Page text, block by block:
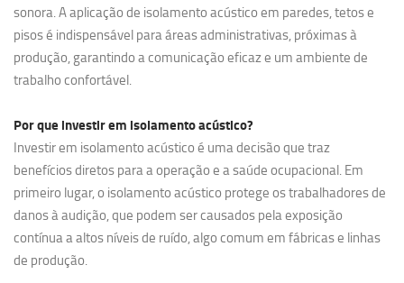
sonora. A aplicação de isolamento acústico em paredes, tetos e
pisos é indispensável para áreas administrativas, próximas à
produção, garantindo a comunicação eficaz e um ambiente de
trabalho confortável.
Por que investir em isolamento acústico?
Investir em isolamento acústico é uma decisão que traz
benefícios diretos para a operação e a saúde ocupacional. Em
primeiro lugar, o isolamento acústico protege os trabalhadores de
danos à audição, que podem ser causados pela exposição
contínua a altos níveis de ruído, algo comum em fábricas e linhas
de produção.